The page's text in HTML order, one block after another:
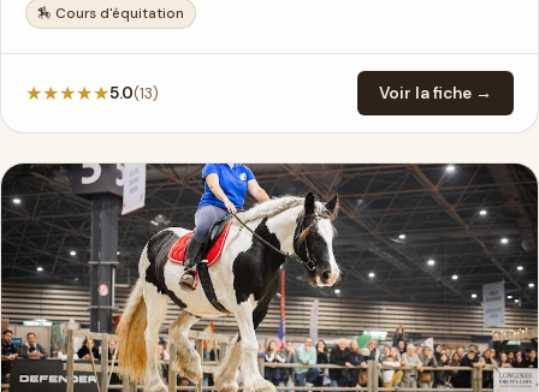
🏇 Cours d'équitation
★★★★★5.0(13) Voir la fiche →